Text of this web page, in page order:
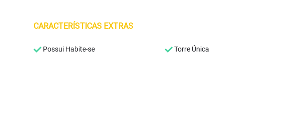
CARACTERÍSTICAS EXTRAS
Possui Habite-se Torre Única